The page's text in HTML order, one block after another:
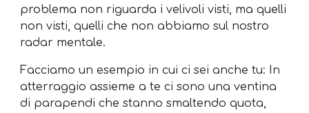
problema non riguarda i velivoli visti, ma quelli
non visti, quelli che non abbiamo sul nostro
radar mentale.
Facciamo un esempio in cui ci sei anche tu: In
atterraggio assieme a te ci sono una ventina
di parapendi che stanno smaltendo quota,